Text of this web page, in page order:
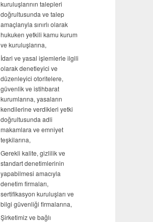
kuruluşlarının talepleri
doğrultusunda ve talep
amaçlarıyla sınırlı olarak
hukuken yetkili kamu kurum
ve kuruluşlarına,
İdari ve yasal işlemlerle ilgili
olarak denetleyici ve
düzenleyici otoritelere,
güvenlik ve istihbarat
kurumlarına, yasaların
kendilerine verdikleri yetki
doğrultusunda adli
makamlara ve emniyet
teşkilarına,
Gerekli kalite, gizlilik ve
standart denetimlerinin
yapabilmesi amacıyla
denetim firmaları,
sertifikasyon kuruluşları ve
bilgi güvenliği firmalarına,
Şirketimiz ve bağlı